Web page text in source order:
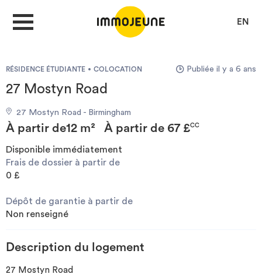
EN
DÉPOSER UNE ANNONCE
Je cherche un logement
Je propose un bien
RÉSIDENCE ÉTUDIANTE COLOCATION Publiée il y a 6 ans
27 Mostyn Road
27 Mostyn Road - Birmingham
À partir de12 m² À partir de 67 £CC
Disponible immédiatement
Frais de dossier à partir de
0 £
Dépôt de garantie à partir de
Non renseigné
Description du logement
27 Mostyn Road